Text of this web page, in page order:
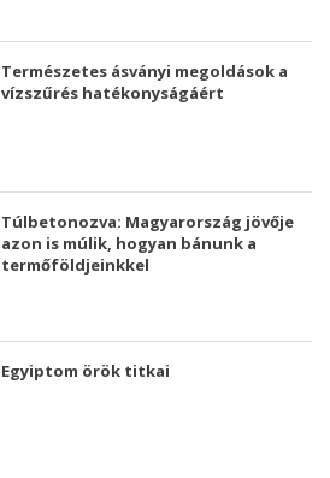
Természetes ásványi megoldások a
vízszűrés hatékonyságáért
Túlbetonozva: Magyarország jövője
azon is múlik, hogyan bánunk a
termőföldjeinkkel
Egyiptom örök titkai